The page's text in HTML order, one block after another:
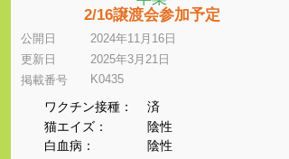
2/16譲渡会参加予定
公開日
更新日
​掲載番号
2024年11月16日
2025年3月21日
K0435
ワクチン接種：
猫エイズ：
​白血病：
済
陰性
陰性